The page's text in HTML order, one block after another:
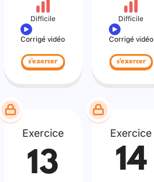
Difficile
Corrigé vidéo
s'exercer
Difficile
Corrigé vidéo
s'exercer
Exercice
13
Exercice
14